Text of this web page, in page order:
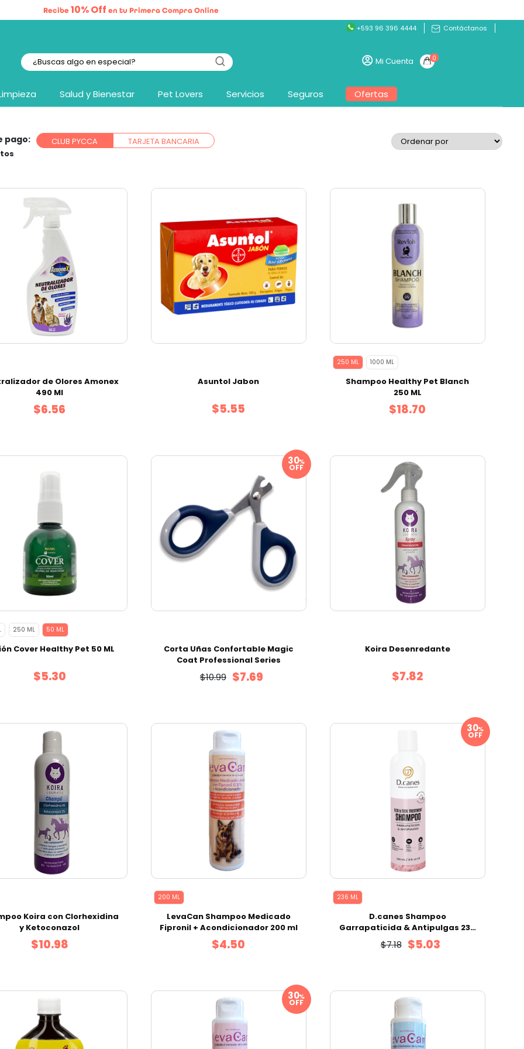
Recibe10% Off en tu Primera Compra Online
+593 96 396 4444
Contáctanos
Mi Cuenta 0
Salud y Bienestar Pet Lovers Servicios Seguros Ofertas
pago: CLUB PYCCA TARJETA BANCARIA
de Olores Amonex
490 Ml
$6.56
Asuntol Jabon
$5.55
250 ML 1000 ML
Shampoo Healthy Pet Blanch
250 ML
$18.70
250 ML 50 ML
Cover Healthy Pet 50 ML
$5.30
%
OFF
Corta Uñas Confortable Magic
Coat Professional Series
$10.99 $7.69
Koira Desenredante
$7.82
Koira con Clorhexidina
y Ketoconazol
$10.98
200 ML
LevaCan Shampoo Medicado
Fipronil + Acondicionador 200 ml
$4.50
%
OFF
236 ML
D.canes Shampoo
Garrapaticida & Antipulgas 236
ml
$7.18 $5.03
%
OFF